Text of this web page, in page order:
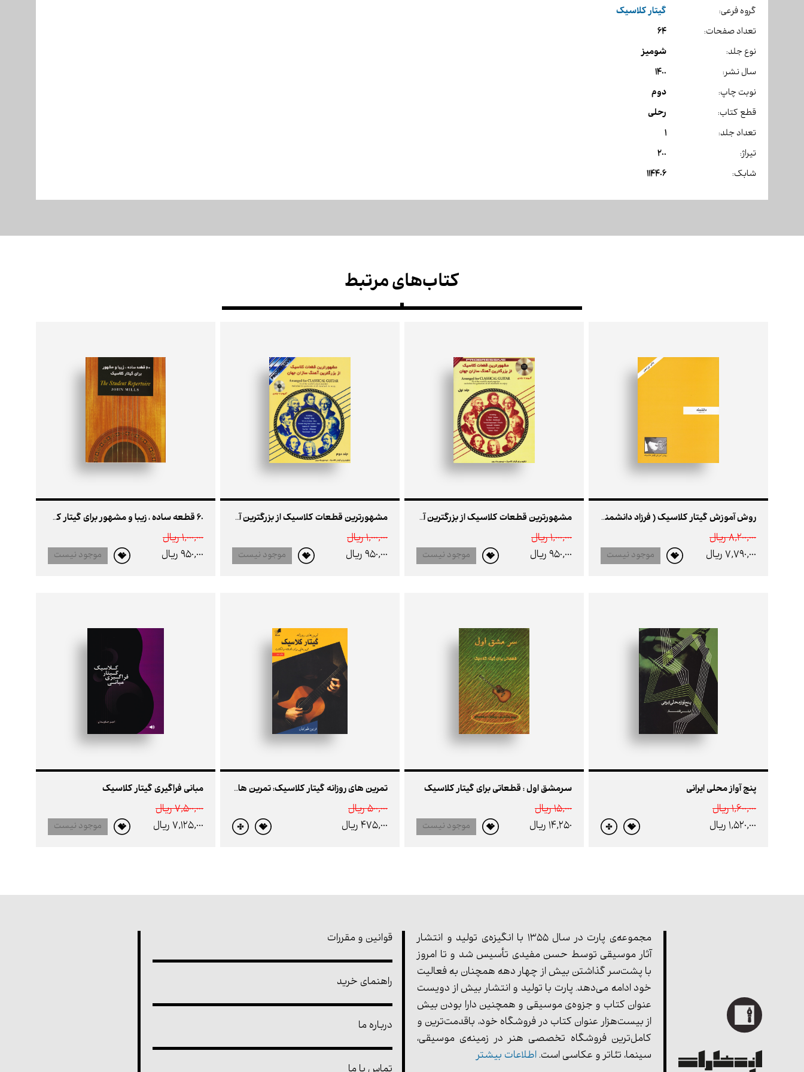
گروه فرعی: گیتار کلاسیک
تعداد صفحات: 64
نوع جلد: شومیز
سال نشر: 1400
نوبت چاپ: دوم
قطع کتاب: رحلی
تعداد جلد: 1
تیراژ: 200
شابک: 114406
کتاب‌های مرتبط
روش آموزش گیتار کلاسیک ( فرزاد دانشمند )
8,200,000 ريال
7,790,000 ريال
موجود نیست
مشهورترین قطعات کلاسیک از بزرگترین آهنگ سازان جهان جلد اول
1,000,000 ريال
950,000 ريال
موجود نیست
مشهورترین قطعات کلاسیک از بزرگترین آهنگ سازان جهان جلد دوم
1,000,000 ريال
950,000 ريال
موجود نیست
60 قطعه ساده ، زیبا و مشهور برای گیتار کلاسیک
1,000,000 ريال
950,000 ريال
موجود نیست
پنج آواز محلی ایرانی
1,600,000 ريال
1,520,000 ريال
سرمشق اول : قطعاتی برای گیتار کلاسیک
15,000 ريال
14,250 ريال
موجود نیست
تمرین های روزانه گیتار کلاسیک: تمرین هایی برای اندیشه و انگشت
500,000 ريال
475,000 ريال
مبانی فراگیری گیتار کلاسیک
7,500,000 ريال
7,125,000 ريال
موجود نیست
مجموعه‌ی پارت در سال 1355 با انگیزه‌ی تولید و انتشار
آثار موسیقی توسط حسن مفیدی تأسیس شد و تا امروز
با پشت‌سر گذاشتن بیش از چهار دهه همچنان به فعالیت
خود ادامه می‌دهد. پارت با تولید و انتشار بیش از دویست
عنوان کتاب و جزوه‌ی موسیقی و همچنین دارا بودن بیش
از بیست‌هزار عنوان کتاب در فروشگاه خود، باقدمت‌ترین و
کامل‌ترین فروشگاه تخصصی هنر در زمینه‌ی موسیقی،
سینما، تئاتر و عکاسی است. اطلاعات بیشتر
قوانین و مقررات
راهنمای خرید
درباره ما